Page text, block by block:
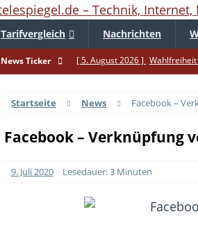
Tarifvergleich Nachrichten
News Ticker [ 5. August 2026 ]
[ 3. August 2026 ] 1&1
[ 30. Juli 2026 ] Recht auf
[ 28. Juli 2026 ] Im Urlaub
[ 24. Juli 2026 ]
Samsung
Startseite News Facebook –
Facebook – Verknüpfung
9. Juli 2020 Lesedauer: 3 Minuten